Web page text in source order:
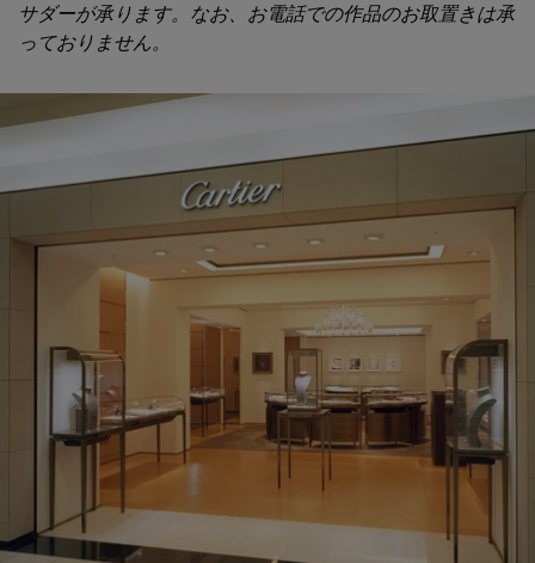
サダーが承ります。なお、お電話での作品のお取置きは承
っておりません。